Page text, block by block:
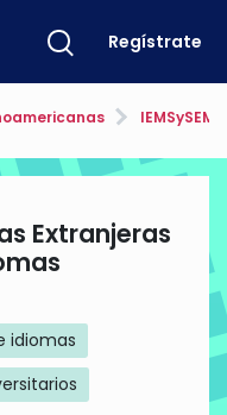
Regístrate
IEMSySEM
Extranjeras
idiomas